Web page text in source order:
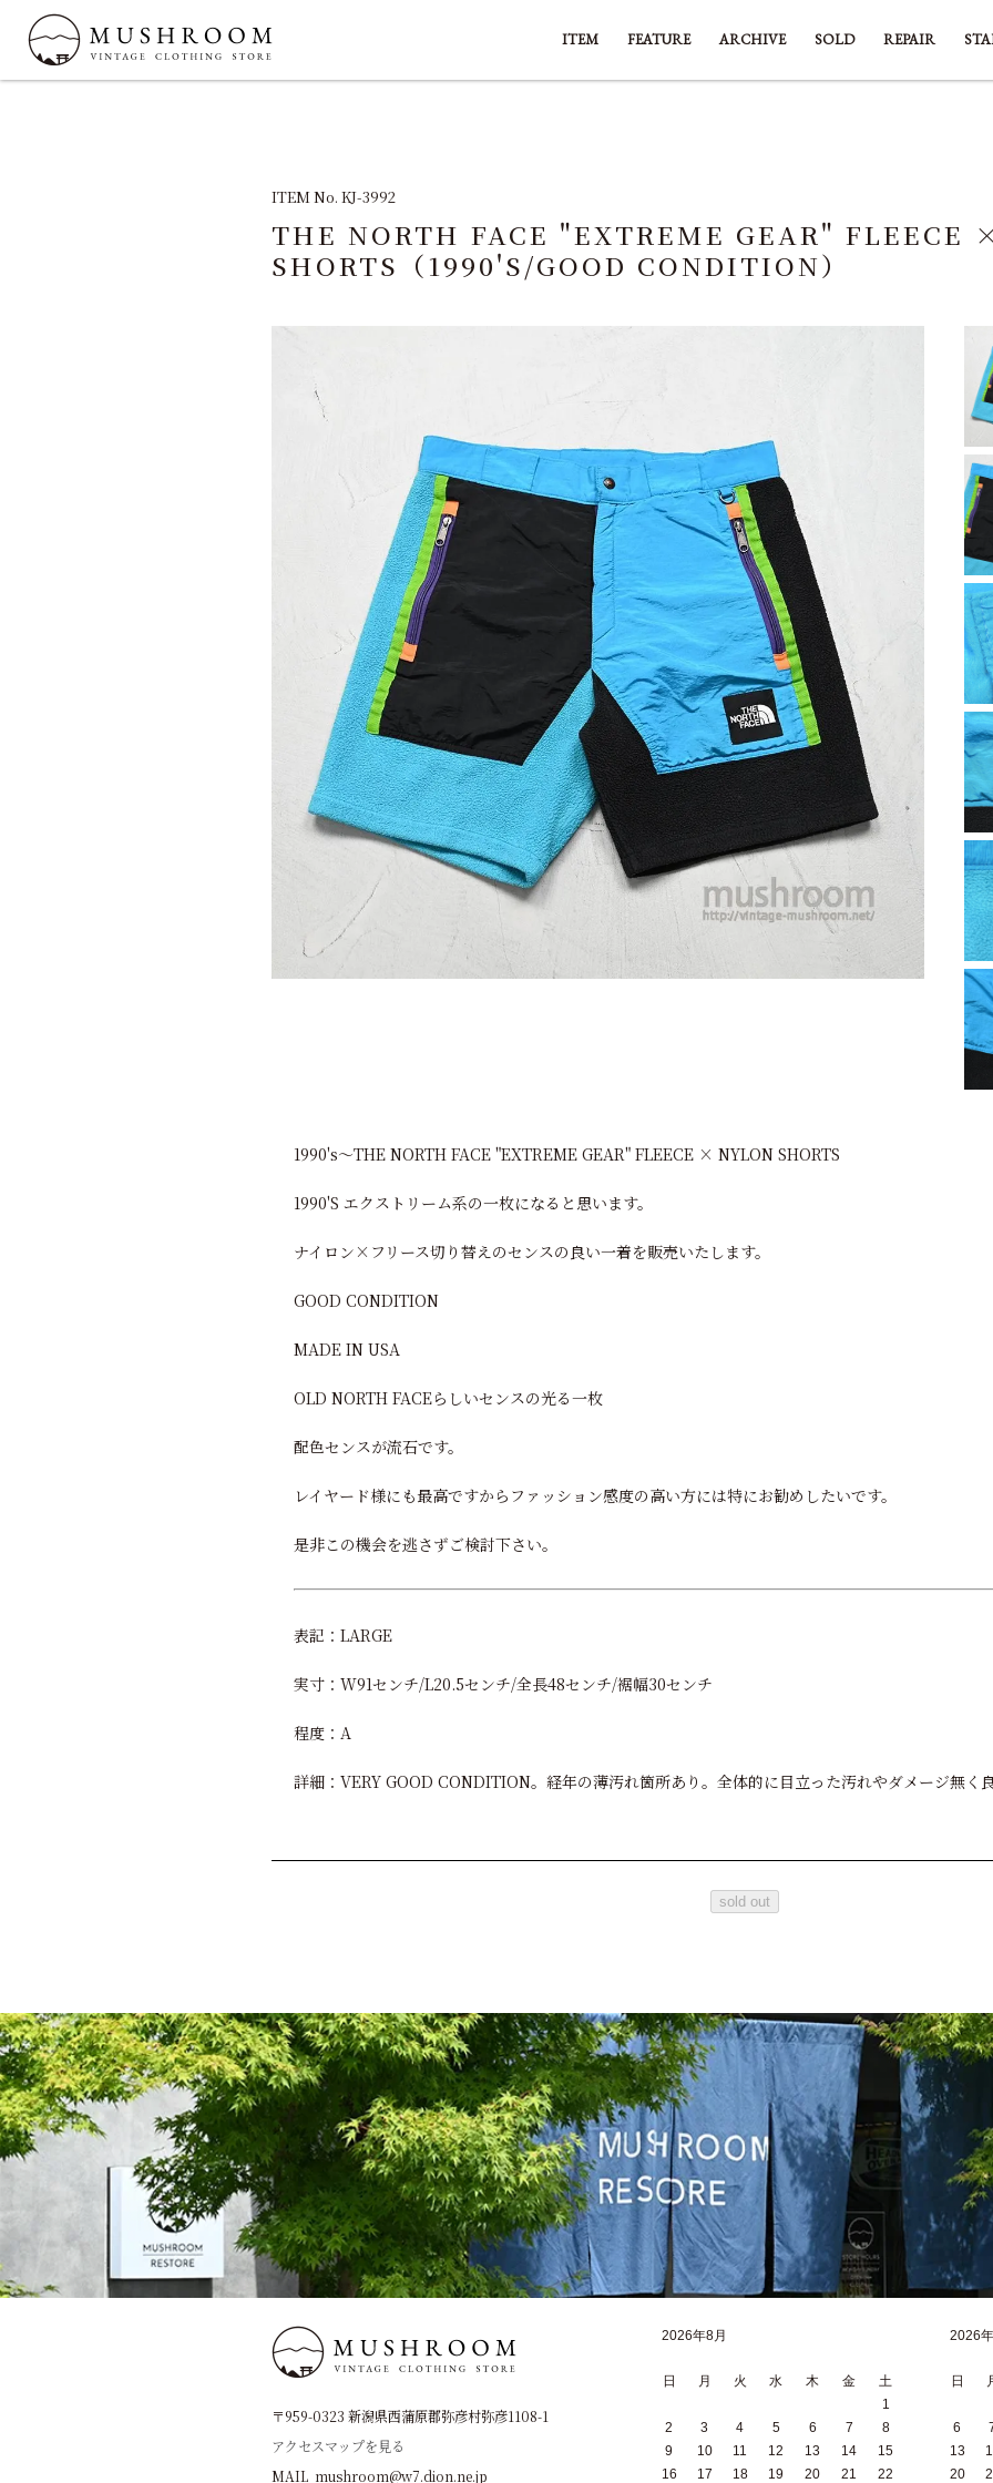
ITEM FEATURE ARCHIVE SOLD REPAIR
ITEM No. KJ-3992
THE NORTH FACE "EXTREME GEAR" FLEECE
SHORTS（1990'S/GOOD CONDITION）
1990's～THE NORTH FACE "EXTREME GEAR" FLEECE × NYLON SHORTS
1990'S エクストリーム系の一枚になると思います。
ナイロン×フリース切り替えのセンスの良い一着を販売いたします。
GOOD CONDITION
MADE IN USA
OLD NORTH FACEらしいセンスの光る一枚
配色センスが流石です。
レイヤード様にも最高ですからファッション感度の高い方には特にお勧めしたいです。
是非この機会を逃さずご検討下さい。
表記：LARGE
実寸：W91センチ/L20.5センチ/全長48センチ/裾幅30センチ
程度：A
詳細：VERY GOOD CONDITION。経年の薄汚れ箇所あり。全体的に目立った汚れやダメージ無く
sold out
〒959-0323 新潟県西蒲原郡弥彦村弥彦1108-1
アクセスマップを見る
MAIL mushroom@w7.dion.ne.jp
2026年8月
日 月 火 水 木 金
土
1
2
3 4 5 6 7
8
9
10 11 12 13 14
15
16
17 18 19 20 21 22
2026
日
6
13
20